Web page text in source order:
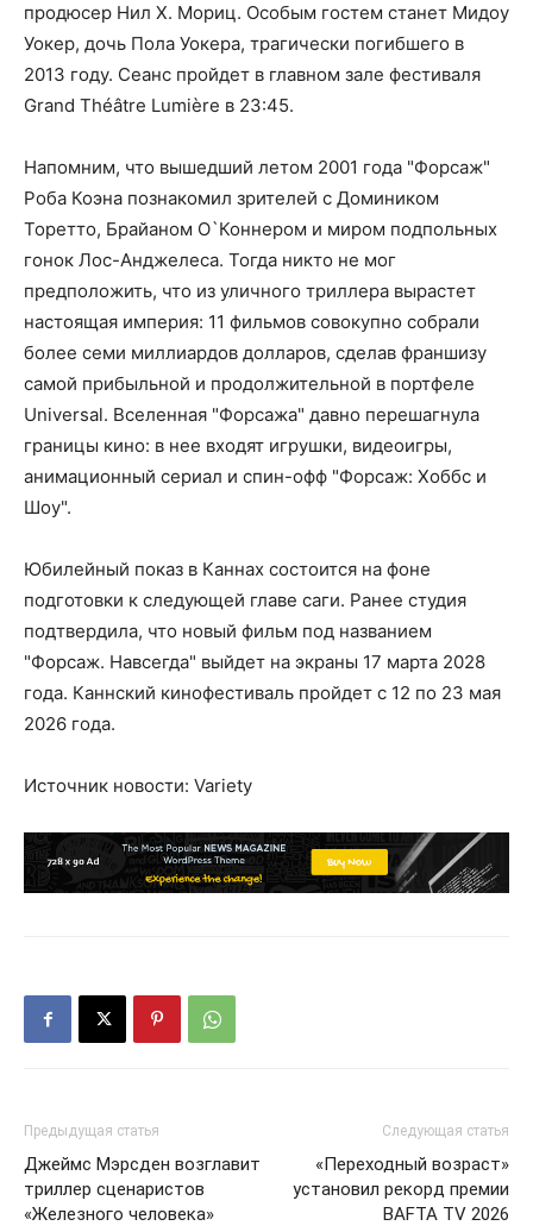
продюсер Нил Х. Мориц. Особым гостем станет Мидоу
Уокер, дочь Пола Уокера, трагически погибшего в
2013 году. Сеанс пройдет в главном зале фестиваля
Grand Théâtre Lumière в 23:45.
Напомним, что вышедший летом 2001 года "Форсаж"
Роба Коэна познакомил зрителей с Домиником
Торетто, Брайаном О`Коннером и миром подпольных
гонок Лос-Анджелеса. Тогда никто не мог
предположить, что из уличного триллера вырастет
настоящая империя: 11 фильмов совокупно собрали
более семи миллиардов долларов, сделав франшизу
самой прибыльной и продолжительной в портфеле
Universal. Вселенная "Форсажа" давно перешагнула
границы кино: в нее входят игрушки, видеоигры,
анимационный сериал и спин-офф "Форсаж: Хоббс и
Шоу".
Юбилейный показ в Каннах состоится на фоне
подготовки к следующей главе саги. Ранее студия
подтвердила, что новый фильм под названием
"Форсаж. Навсегда" выйдет на экраны 17 марта 2028
года. Каннский кинофестиваль пройдет с 12 по 23 мая
2026 года.
Источник новости: Variety
Предыдущая статья
Джеймс Мэрсден возглавит
триллер сценаристов
«Железного человека»
Следующая статья
«Переходный возраст»
установил рекорд премии
BAFTA TV 2026